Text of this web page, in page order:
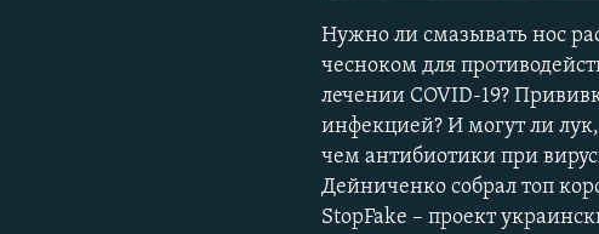
Нужно ли смазывать нос
чесноком для
лечении COVID-19?
инфекцией? И могут ли
чем антибиотики при
Дейниченко собрал топ
StopFake – проект